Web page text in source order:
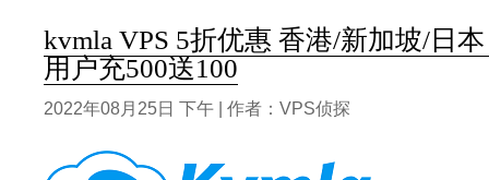
kvmla VPS 5折优惠 香港/新加坡/日
用户充500送100
2022年08月25日 下午 | 作者：VPS侦探